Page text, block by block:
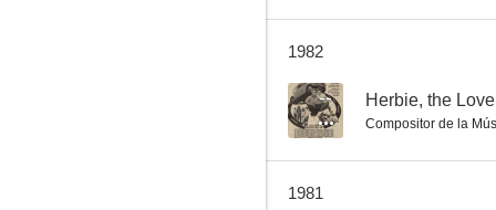
Una vez a la semana
7.8
1982
-- Herbie, the
Compositor de la
1981